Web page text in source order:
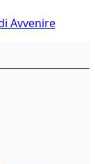
Avvenire